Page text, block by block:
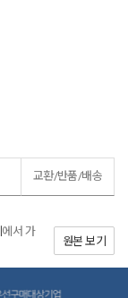
교환/반품/배송
에서 가
원본 보기